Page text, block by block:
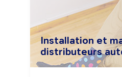
Installation et
distributeurs